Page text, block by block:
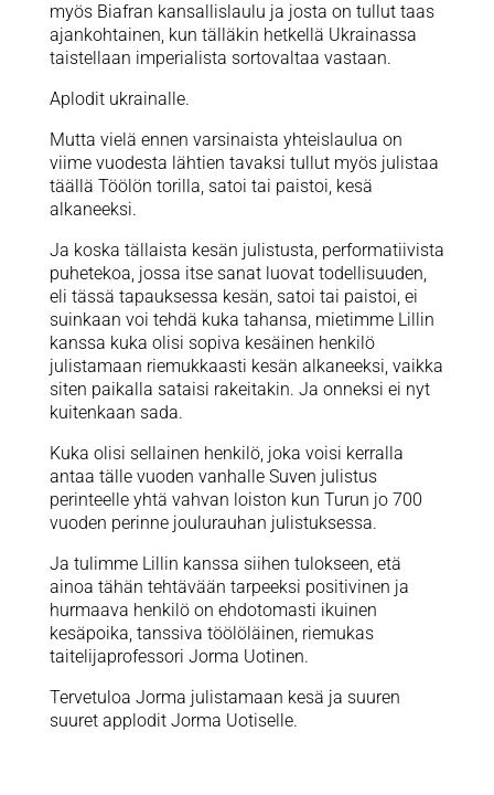
myös Biafran kansallislaulu ja josta on tullut taas
ajankohtainen, kun tälläkin hetkellä Ukrainassa
taistellaan imperialista sortovaltaa vastaan.
Aplodit ukrainalle.
Mutta vielä ennen varsinaista yhteislaulua on
viime vuodesta lähtien tavaksi tullut myös julistaa
täällä Töölön torilla, satoi tai paistoi, kesä
alkaneeksi.
Ja koska tällaista kesän julistusta, performatiivista
puhetekoa, jossa itse sanat luovat todellisuuden,
eli tässä tapauksessa kesän, satoi tai paistoi, ei
suinkaan voi tehdä kuka tahansa, mietimme Lillin
kanssa kuka olisi sopiva kesäinen henkilö
julistamaan riemukkaasti kesän alkaneeksi, vaikka
siten paikalla sataisi rakeitakin. Ja onneksi ei nyt
kuitenkaan sada.
Kuka olisi sellainen henkilö, joka voisi kerralla
antaa tälle vuoden vanhalle Suven julistus
perinteelle yhtä vahvan loiston kun Turun jo 700
vuoden perinne joulurauhan julistuksessa.
Ja tulimme Lillin kanssa siihen tulokseen, etä
ainoa tähän tehtävään tarpeeksi positivinen ja
hurmaava henkilö on ehdotomasti ikuinen
kesäpoika, tanssiva töölöläinen, riemukas
taitelijaprofessori Jorma Uotinen.
Tervetuloa Jorma julistamaan kesä ja suuren
suuret applodit Jorma Uotiselle.